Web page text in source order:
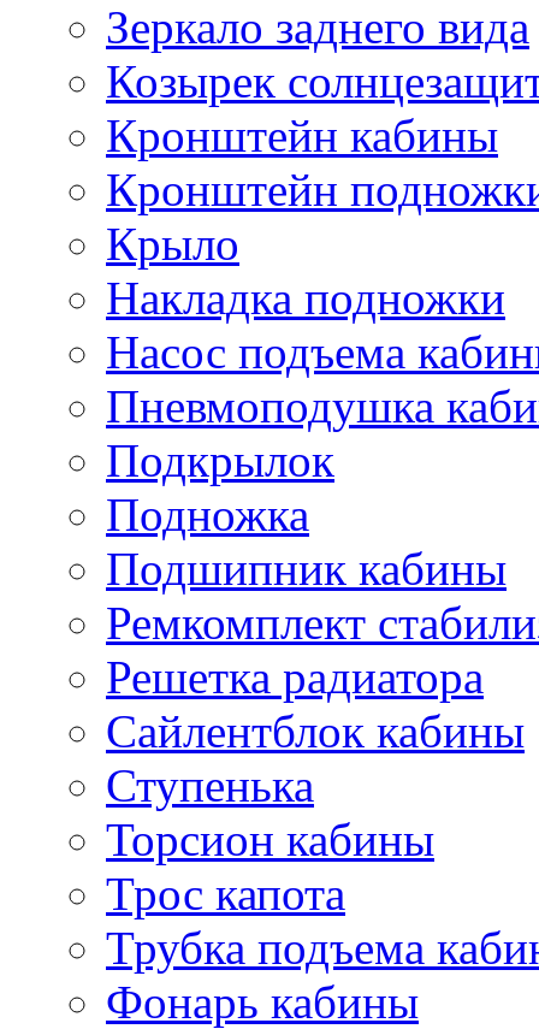
Зеркало заднего вида
Козырек
Кронштейн кабины
Кронштейн
Крыло
Накладка подножки
Насос подъема
Пневмоподушка
Подкрылок
Подножка
Подшипник кабины
Ремкомплект
Решетка радиатора
Сайлентблок кабины
Ступенька
Торсион кабины
Трос капота
Трубка подъема
Фонарь кабины